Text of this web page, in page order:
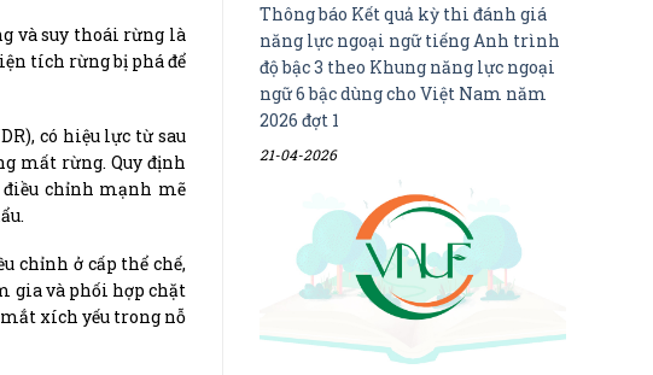
và suy thoái rừng là
tích rừng bị phá để
có hiệu lực từ sau
mất rừng. Quy định
điều chỉnh mạnh mẽ
chỉnh ở cấp thể chế,
gia và phối hợp chặt
xích yếu trong nỗ
Thông báo Kết quả kỳ thi đánh giá
năng lực ngoại ngữ tiếng Anh trình
độ bậc 3 theo Khung năng lực ngoại
ngữ 6 bậc dùng cho Việt Nam năm
2026 đợt 1
21-04-2026